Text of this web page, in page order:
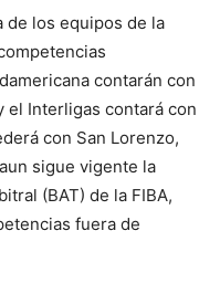
de los equipos de la
contarán con
Interligas contará con
con San Lorenzo,
sigue vigente la
(BAT) de la FIBA,
fuera de